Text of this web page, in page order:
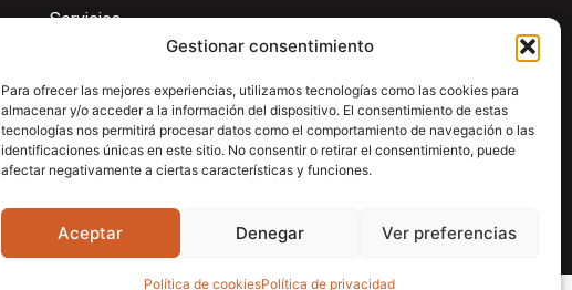
Gestionar consentimiento
Para ofrecer las mejores experiencias, utilizamos tecnologías como las cookies para
almacenar y/o acceder a la información del dispositivo. El consentimiento de estas
tecnologías nos permitirá procesar datos como el comportamiento de navegación o las
identificaciones únicas en este sitio. No consentir o retirar el consentimiento, puede
afectar negativamente a ciertas características y funciones.
Aceptar Denegar Ver preferencias
Política de cookiesPolítica de privacidad
Servicios
Newsletter
Descargas
Contacto
Centro de ayuda